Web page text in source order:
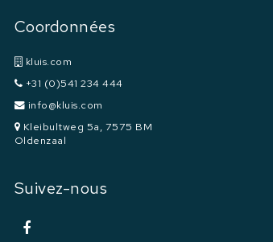
Coordonnées
kluis.com
+31 (0)541 234 444
info@kluis.com
Kleibultweg 5a, 7575 BM
Oldenzaal
Suivez-nous